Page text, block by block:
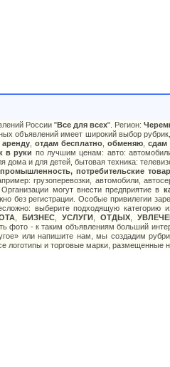
России "Все для всех". Регион:
объявлений имеет широкий выбор
отдам бесплатно обменяю сдам
в руки по лучшим ценам: авто:
дома и для детей, бытовая техника:
потребительские
грузоперевозки, автомобили,
могут внести предприятие в
без регистрации. Особые привилегии
выберите подходящую категорию
, БИЗНЕС, УСЛУГИ, ОТДЫХ,
фото - к таким объявлениям больший
или напишите нам, мы создадим
логотипы и торговые марки, размещенные